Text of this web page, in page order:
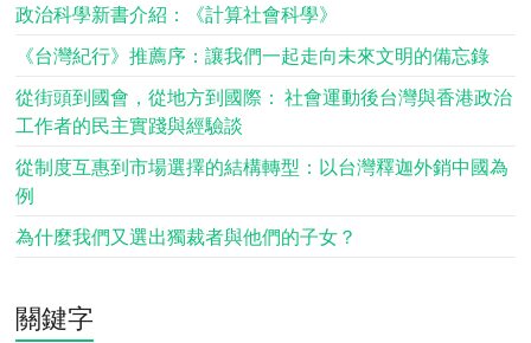
政治科學新書介紹：《計算社會科學》
《台灣紀行》推薦序：讓我們一起走向未來文明的備忘錄
從街頭到國會，從地方到國際： 社會運動後台灣與香港政治
工作者的民主實踐與經驗談
從制度互惠到市場選擇的結構轉型：以台灣釋迦外銷中國為
例
為什麼我們又選出獨裁者與他們的子女？
關鍵字